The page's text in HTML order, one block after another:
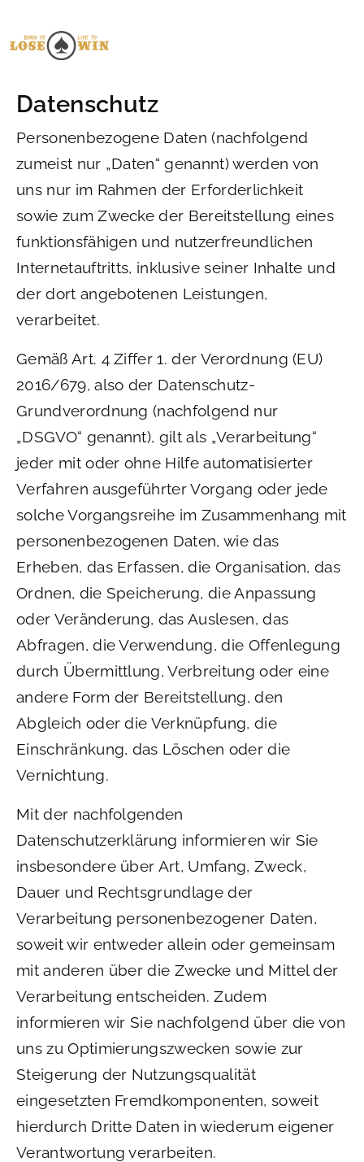
Datenschutz
Personenbezogene Daten (nachfolgend
zumeist nur „Daten“ genannt) werden von
uns nur im Rahmen der Erforderlichkeit
sowie zum Zwecke der Bereitstellung eines
funktionsfähigen und nutzerfreundlichen
Internetauftritts, inklusive seiner Inhalte und
der dort angebotenen Leistungen,
verarbeitet.
Gemäß Art. 4 Ziffer 1. der Verordnung (EU)
2016/679, also der Datenschutz-
Grundverordnung (nachfolgend nur
„DSGVO“ genannt), gilt als „Verarbeitung“
jeder mit oder ohne Hilfe automatisierter
Verfahren ausgeführter Vorgang oder jede
solche Vorgangsreihe im Zusammenhang mit
personenbezogenen Daten, wie das
Erheben, das Erfassen, die Organisation, das
Ordnen, die Speicherung, die Anpassung
oder Veränderung, das Auslesen, das
Abfragen, die Verwendung, die Offenlegung
durch Übermittlung, Verbreitung oder eine
andere Form der Bereitstellung, den
Abgleich oder die Verknüpfung, die
Einschränkung, das Löschen oder die
Vernichtung.
Mit der nachfolgenden
Datenschutzerklärung informieren wir Sie
insbesondere über Art, Umfang, Zweck,
Dauer und Rechtsgrundlage der
Verarbeitung personenbezogener Daten,
soweit wir entweder allein oder gemeinsam
mit anderen über die Zwecke und Mittel der
Verarbeitung entscheiden. Zudem
informieren wir Sie nachfolgend über die von
uns zu Optimierungszwecken sowie zur
Steigerung der Nutzungsqualität
eingesetzten Fremdkomponenten, soweit
hierdurch Dritte Daten in wiederum eigener
Verantwortung verarbeiten.